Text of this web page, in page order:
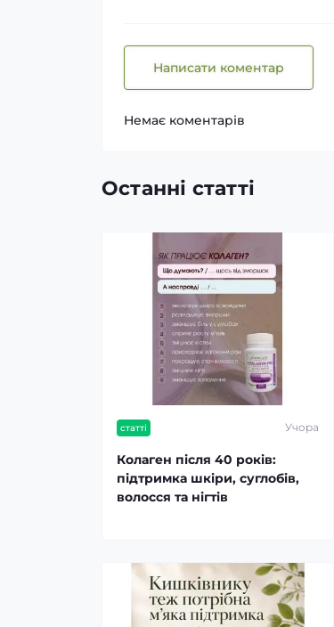
Написати коментар
Немає коментарів
Останні статті
статті Учора
Колаген після 40 років:
підтримка шкіри, суглобів,
волосся та нігтів